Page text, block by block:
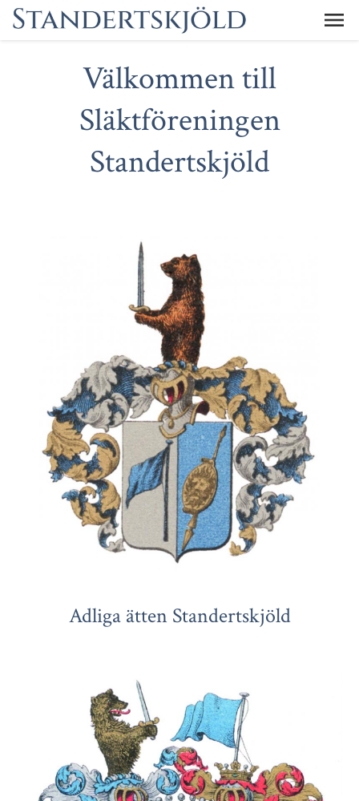
Välkommen till
Släktföreningen
Standertskjöld
Adliga ätten Standertskjöld